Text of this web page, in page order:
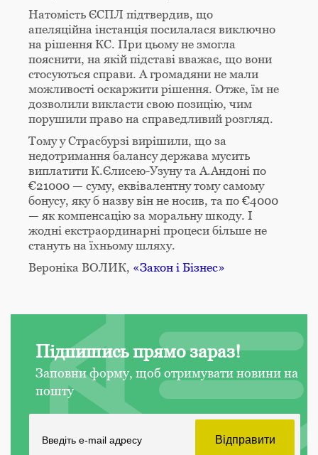
Натомість ЄСПЛ підтвердив, що
апеляційна інстанція посилалася виключно
на рішення КС. При цьому не змогла
пояснити, на якій підставі вважає, що вони
стосуються справи. А громадяни не мали
можливості оскаржити рішення. Отже, їм не
дозволили викласти свою позицію, чим
порушили право на справедливий розгляд.
Тому у Страсбурзі вирішили, що за
недотримання балансу держава мусить
виплатити К.Єлисею-Узуну та А.Андоні по
€21000 — суму, еквівалентну тому самому
бонусу, яку б назву він не носив, та по €4000
— як компенсацію за моральну шкоду. І
жодні екстраординарні процеси більше не
стануть на їхньому шляху.
Вероніка ВОЛИК, «Закон і Бізнес»
Підпишись прямо зараз!
Заповни форму, щоб отримувати новини на
пошту